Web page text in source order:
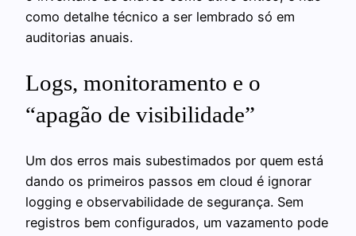
como detalhe técnico a ser lembrado só em
auditorias anuais.
Logs, monitoramento e o
“apagão de visibilidade”
Um dos erros mais subestimados por quem está
dando os primeiros passos em cloud é ignorar
logging e observabilidade de segurança. Sem
registros bem configurados, um vazamento pode